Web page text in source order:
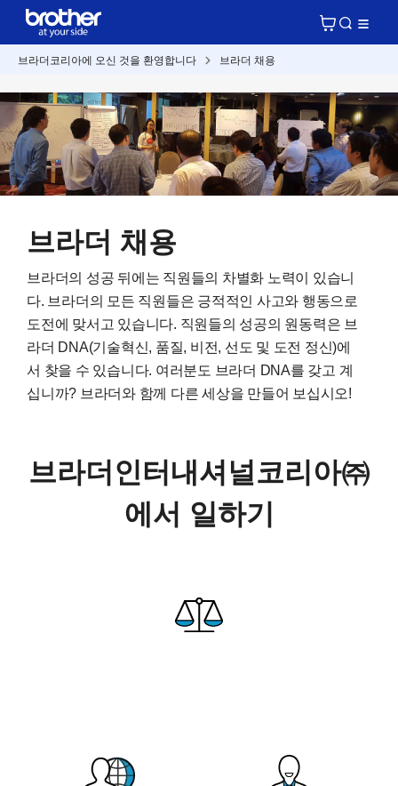
브라더코리아에 오신 것을 환영합니다 브라더 채용
브라더 채용
브라더의 성공 뒤에는 직원들의 차별화 노력이 있습니
다. 브라더의 모든 직원들은 긍적적인 사고와 행동으로
도전에 맞서고 있습니다. 직원들의 성공의 원동력은 브
라더 DNA(기술혁신, 품질, 비전, 선도 및 도전 정신)에
서 찾을 수 있습니다. 여러분도 브라더 DNA를 갖고 계
십니까? 브라더와 함께 다른 세상을 만들어 보십시오!
브라더인터내셔널코리아㈜
에서 일하기